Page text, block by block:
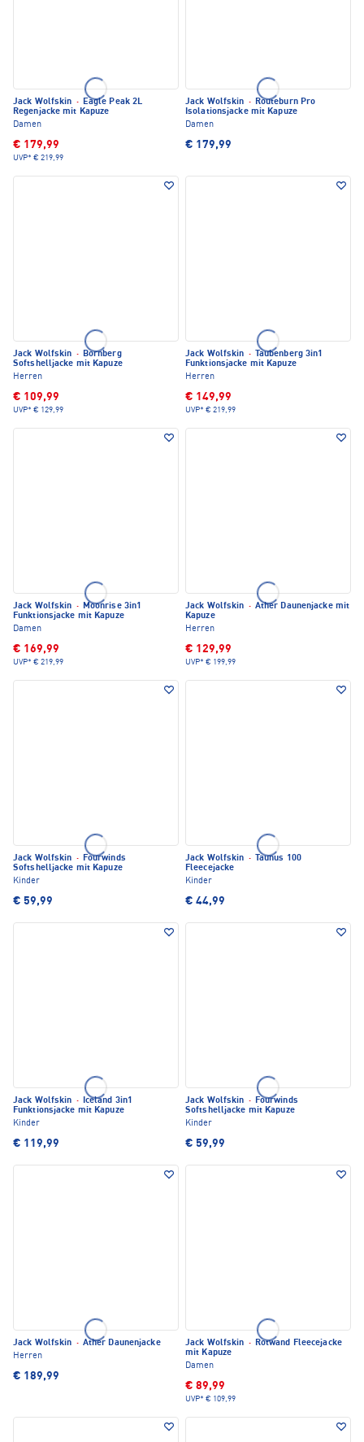
Jack Wolfskin · Eagle Peak 2L
Regenjacke mit Kapuze
Damen
€ 179,99
UVP* € 219,99
Jack Wolfskin · Routeburn Pro
Isolationsjacke mit Kapuze
Damen
€ 179,99
Jack Wolfskin · Bornberg
Softshelljacke mit Kapuze
Herren
€ 109,99
UVP* € 129,99
Jack Wolfskin ·
Taubenberg 3in1
Funktionsjacke mit Kapuze
Herren
€ 149,99
UVP* € 219,99
Jack Wolfskin · Moonrise 3in1
Funktionsjacke mit Kapuze
Damen
€ 169,99
UVP* € 219,99
Jack Wolfskin · Ather Daunenjacke mit
Kapuze
Herren
€ 129,99
UVP* € 199,99
Jack Wolfskin · Fourwinds
Softshelljacke mit Kapuze
Kinder
€ 59,99
Jack Wolfskin ·
Taunus 100
Fleecejacke
Kinder
€ 44,99
Jack Wolfskin · Iceland 3in1
Funktionsjacke mit Kapuze
Kinder
€ 119,99
Jack Wolfskin · Fourwinds
Softshelljacke mit Kapuze
Kinder
€ 59,99
Jack Wolfskin · Ather Daunenjacke
Herren
€ 189,99
Jack Wolfskin · Rotwand Fleecejacke
mit Kapuze
Damen
€ 89,99
UVP* € 109,99